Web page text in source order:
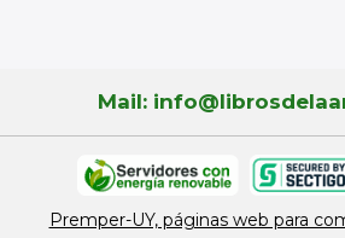
Mail:
Premper-UY, páginas web para